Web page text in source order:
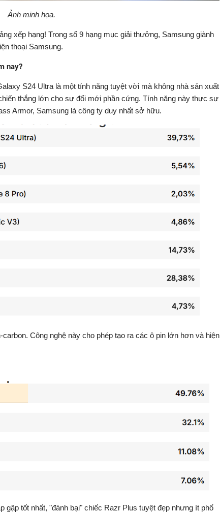
Ảnh minh họa.
xếp hạng! Trong số 9 hạng mục giải thưởng, Samsung giành
thoại Samsung.
nay?
S24 Ultra là một tính năng tuyệt vời mà không nhà sản xuất
thắng lớn cho sự đổi mới phần cứng. Tính năng này thực sự
Armor, Samsung là công ty duy nhất sở hữu.
Công nghệ này cho phép tạo ra các ô pin lớn hơn và hiện
gập tốt nhất, "đánh bại" chiếc Razr Plus tuyệt đẹp nhưng ít phổ